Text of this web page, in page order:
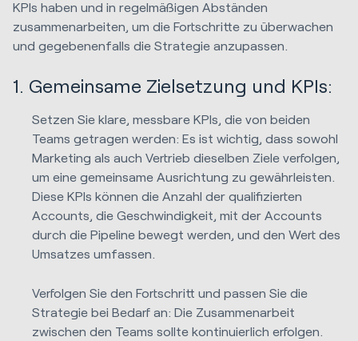
KPIs haben und in regelmäßigen Abständen
zusammenarbeiten, um die Fortschritte zu überwachen
und gegebenenfalls die Strategie anzupassen.
1. Gemeinsame Zielsetzung und KPIs:
Setzen Sie klare, messbare KPIs, die von beiden
Teams getragen werden: Es ist wichtig, dass sowohl
Marketing als auch Vertrieb dieselben Ziele verfolgen,
um eine gemeinsame Ausrichtung zu gewährleisten.
Diese KPIs können die Anzahl der qualifizierten
Accounts, die Geschwindigkeit, mit der Accounts
durch die Pipeline bewegt werden, und den Wert des
Umsatzes umfassen.
Verfolgen Sie den Fortschritt und passen Sie die
Strategie bei Bedarf an: Die Zusammenarbeit
zwischen den Teams sollte kontinuierlich erfolgen.